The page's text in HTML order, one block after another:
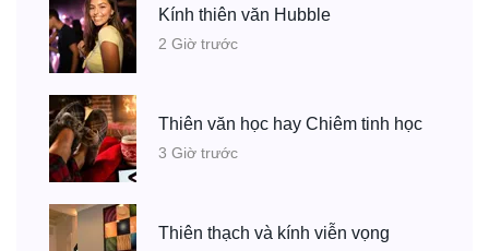
Kính thiên văn Hubble
2 Giờ trước
Thiên văn học hay Chiêm tinh học
3 Giờ trước
Thiên thạch và kính viễn vọng